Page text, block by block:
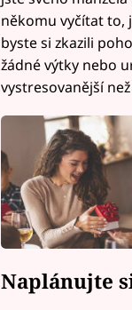
někomu vyčítat to,
byste si zkazili
žádné výtky nebo
vystresovanější
Naplánujte